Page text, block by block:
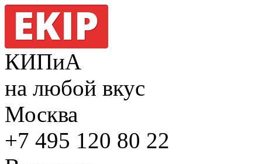
КИПиА
на любой вкус
Москва
+7 495 120 80 22